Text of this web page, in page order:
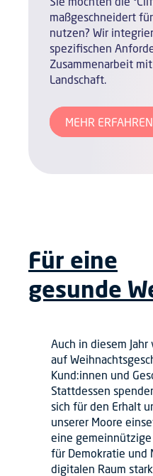
maßgeschneidert
nutzen? Wir
spezifischen
Zusammenarbeit
Landschaft.
MEHR ERFAHREN
Für eine
gesunde
Auch in diesem
auf
Kund:innen und
Stattdessen
sich für den Erhalt
unserer Moore
eine gemeinnützige
für Demokratie und
digitalen Raum